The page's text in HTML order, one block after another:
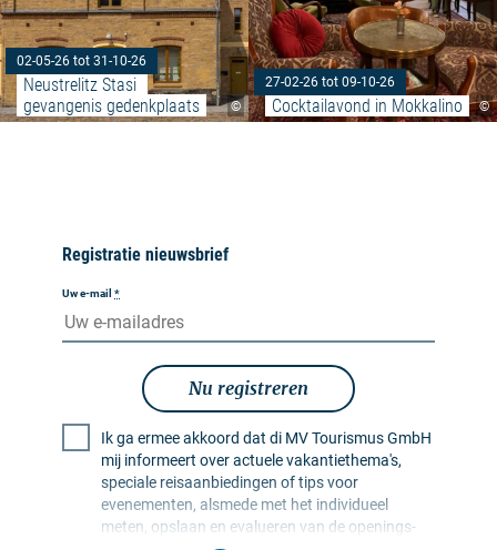
©
02-05-26 tot 31-10-26
Neustrelitz Stasi
gevangenis gedenkplaats
©
27-02-26 tot 09-10-26
Cocktailavond in Mokkalino
Registratie nieuwsbrief
Uw e-mail *
Nu registreren
Ik ga ermee akkoord dat di MV Tourismus GmbH
mij informeert over actuele vakantiethema's,
speciale reisaanbiedingen of tips voor
evenementen, alsmede met het individueel
meten, opslaan en evalueren van de openings-